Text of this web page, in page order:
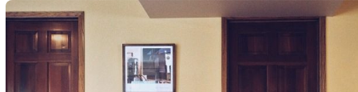
din corp. De la caracteristici faciale neobisnuite pana…